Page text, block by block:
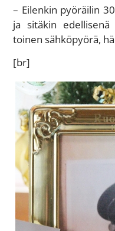
– Eilenkin pyöräilin
ja sitäkin
toinen sähköpyörä,
[br]